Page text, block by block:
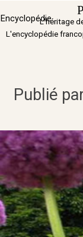
EncyclopédieL'héritage
L'encyclopédie
Publié